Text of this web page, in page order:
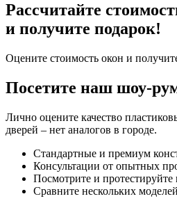
Рассчитайте
и получите подарок!
Оцените стоимость окон и
Посетите наш шоу-
Лично оцените качество
дверей – нет аналогов в городе.
Стандартные и премиум
Консультации от опытных
Посмотрите и
Сравните нескольких